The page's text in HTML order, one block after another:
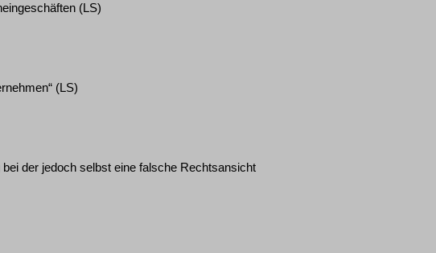
(LS)
(LS)
der jedoch selbst eine falsche Rechtsansicht